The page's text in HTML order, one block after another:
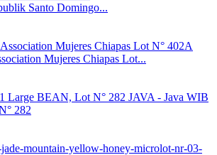
Santo Domingo...
Mujeres Chiapas Lot...
JAVA - Java WIB
282